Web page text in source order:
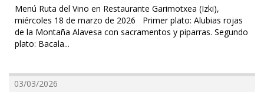
Menú Ruta del Vino en Restaurante Garimotxea (Izki),
miércoles 18 de marzo de 2026 Primer plato: Alubias rojas
de la Montaña Alavesa con sacramentos y piparras. Segundo
plato: Bacala...
03/03/2026